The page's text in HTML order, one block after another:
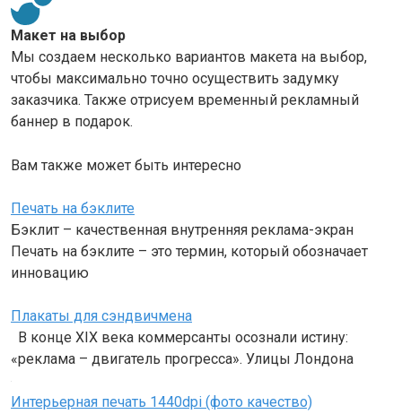
Макет на выбор
Мы создаем несколько вариантов макета на выбор,
чтобы максимально точно осуществить задумку
заказчика. Также отрисуем временный рекламный
баннер в подарок.
Вам также может быть интересно
Печать на бэклите
Бэклит – качественная внутренняя реклама-экран
Печать на бэклите – это термин, который обозначает
инновацию
Плакаты для сэндвичмена
В конце XIX века коммерсанты осознали истину:
«реклама – двигатель прогресса». Улицы Лондона
Интерьерная печать 1440dpi (фото качество)